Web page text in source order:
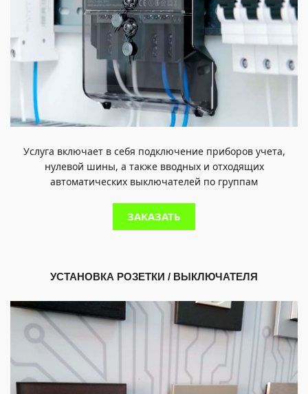
Услуга включает в себя подключение приборов учета,
нулевой шины, а также вводных и отходящих
автоматических выключателей по группам
ЗАКАЗАТЬ
УСТАНОВКА РОЗЕТКИ / ВЫКЛЮЧАТЕЛЯ